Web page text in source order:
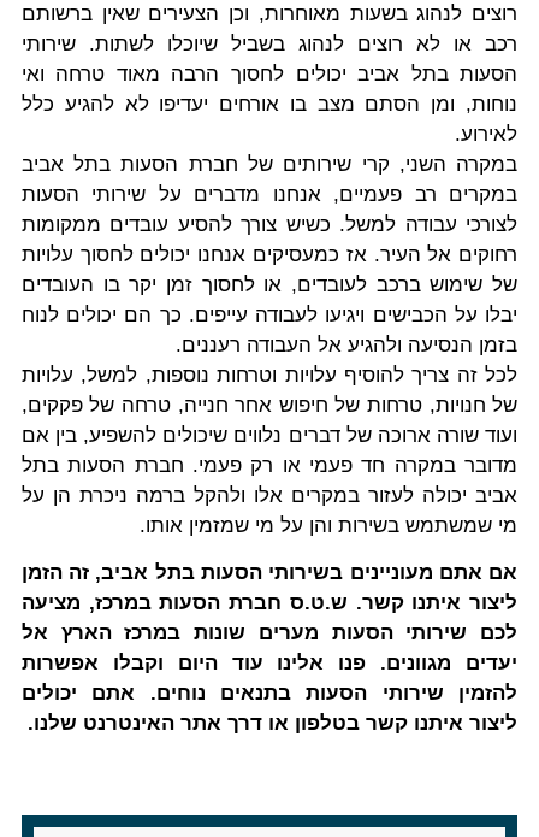
רוצים לנהוג בשעות מאוחרות, וכן הצעירים שאין ברשותם
רכב או לא רוצים לנהוג בשביל שיוכלו לשתות. שירותי
הסעות בתל אביב יכולים לחסוך הרבה מאוד טרחה ואי
נוחות, ומן הסתם מצב בו אורחים יעדיפו לא להגיע כלל
לאירוע.
במקרה השני, קרי שירותים של חברת הסעות בתל אביב
במקרים רב פעמיים, אנחנו מדברים על שירותי הסעות
לצורכי עבודה למשל. כשיש צורך להסיע עובדים ממקומות
רחוקים אל העיר. אז כמעסיקים אנחנו יכולים לחסוך עלויות
של שימוש ברכב לעובדים, או לחסוך זמן יקר בו העובדים
יבלו על הכבישים ויגיעו לעבודה עייפים. כך הם יכולים לנוח
בזמן הנסיעה ולהגיע אל העבודה רעננים.
לכל זה צריך להוסיף עלויות וטרחות נוספות, למשל, עלויות
של חנויות, טרחות של חיפוש אחר חנייה, טרחה של פקקים,
ועוד שורה ארוכה של דברים נלווים שיכולים להשפיע, בין אם
מדובר במקרה חד פעמי או רק פעמי. חברת הסעות בתל
אביב יכולה לעזור במקרים אלו ולהקל ברמה ניכרת הן על
מי שמשתמש בשירות והן על מי שמזמין אותו.
אם אתם מעוניינים בשירותי הסעות בתל אביב, זה הזמן
ליצור איתנו קשר. ש.ט.ס חברת הסעות במרכז, מציעה
לכם שירותי הסעות מערים שונות במרכז הארץ אל
יעדים מגוונים. פנו אלינו עוד היום וקבלו אפשרות
להזמין שירותי הסעות בתנאים נוחים. אתם יכולים
ליצור איתנו קשר בטלפון או דרך אתר האינטרנט שלנו.